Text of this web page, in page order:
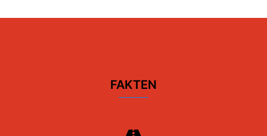
FAKTEN